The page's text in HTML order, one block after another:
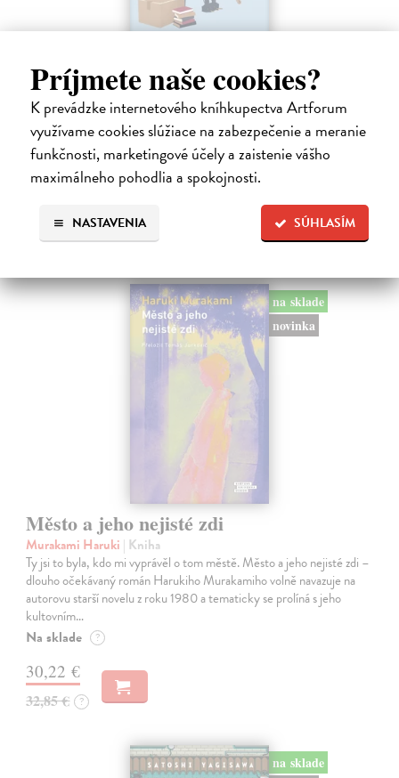
Príjmete naše cookies?
K prevádzke internetového kníhkupectva Artforum
využívame cookies slúžiace na zabezpečenie a meranie
funkčnosti, marketingové účely a zaistenie vášho
maximálneho pohodlia a spokojnosti.
SÚHLASÍM
NASTAVENIA
Rieka času
Mercier Pascal| Kniha
Pascal Mercier bol vždy majstrom filozofického rozprávania. Romány
Nočný vlak do Lisabonu či Váha slov podnietili milióny čitateľov k
zamysleniu sa nad veľkými témami, ako sú identita, sloboda, čas či…
Na sklade ?
12,30 €
12,95 € ?
na sklade
novinka
Město a jeho nejisté zdi
Murakami Haruki | Kniha
Ty jsi to byla, kdo mi vyprávěl o tom městě. Město a jeho nejisté zdi –
dlouho očekávaný román Harukiho Murakamiho volně navazuje na
autorovu starší novelu z roku 1980 a tematicky se prolíná s jeho
kultovním…
Na sklade ?
30,22 €
32,85 € ?
na sklade